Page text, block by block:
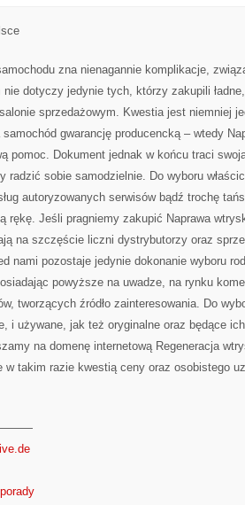
zna nienagannie komplikacje,
nie dotyczy jedynie tych, którzy zakupili
sprzedażowym. Kwestia jest niemniej
gwarancję producencką – wtedy
pomoc. Dokument jednak w końcu traci
radzić sobie samodzielnie. Do wyboru
autoryzowanych serwisów bądź trochę
rękę. Jeśli pragniemy zakupić Naprawa
na szczęście liczni dystrybutorzy oraz
nami pozostaje jedynie dokonanie wyboru
powyższe na uwadze, na rynku
tworzących źródło zainteresowania. Do
i używane, jak też oryginalne oraz będące
na domenę internetową Regeneracja
w takim razie kwestią ceny oraz osobistego